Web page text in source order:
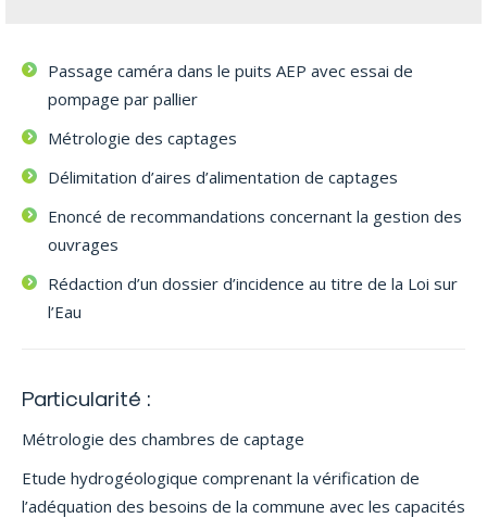
Passage caméra dans le puits AEP avec essai de
pompage par pallier
Métrologie des captages
Délimitation d’aires d’alimentation de captages
Enoncé de recommandations concernant la gestion des
ouvrages
Rédaction d’un dossier d’incidence au titre de la Loi sur
l’Eau
Particularité :
Métrologie des chambres de captage
Etude hydrogéologique comprenant la vérification de
l’adéquation des besoins de la commune avec les capacités